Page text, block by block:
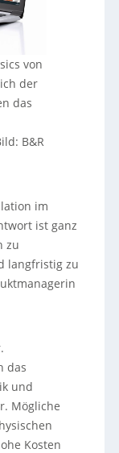
von
der
das
B&R
im
ist ganz
zu
langfristig zu
das
und
Mögliche
Kosten